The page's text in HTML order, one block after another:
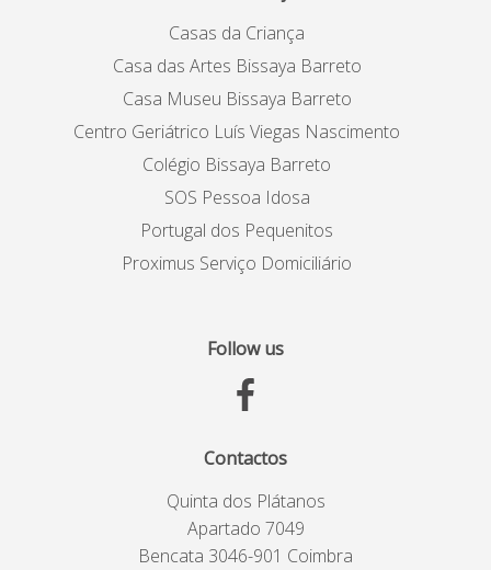
Casas da Criança
Casa das Artes Bissaya Barreto
Casa Museu Bissaya Barreto
Centro Geriátrico Luís Viegas Nascimento
Colégio Bissaya Barreto
SOS Pessoa Idosa
Portugal dos Pequenitos
Proximus Serviço Domiciliário
Follow us
Contactos
Quinta dos Plátanos
Apartado 7049
Bencata 3046-901 Coimbra